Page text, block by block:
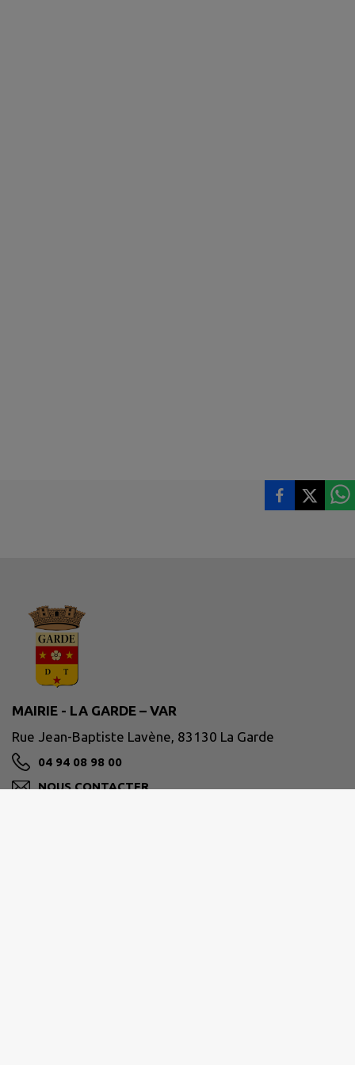
MAIRIE - LA GARDE – VAR
Rue Jean-Baptiste Lavène, 83130 La Garde
04 94 08 98 00
NOUS CONTACTER